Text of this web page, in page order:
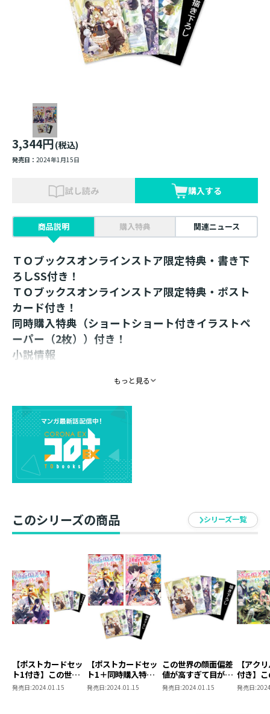
3,344円(税込)
発売日： 2024年1月15日
試し読み 購入する
商品説明 購入特典 関連ニュース
ＴＯブックスオンラインストア限定特典・書き下
ろしSS付き！
ＴＯブックスオンラインストア限定特典・ポスト
カード付き！
同時購入特典（ショートショート付きイラストペ
ーパー（2枚））付き！
小説情報
花(恋)より団子(モフモフ)なお転婆令嬢が我が道を
シリーズ大重版！
書き下ろし巻末収録！
女性不足のアルバ王国に転生した私は、獣人王国
悪い予感は的中で、オリヴァー兄様を番(つがい)
にしようと画策するレナーニャ王女から『娶り』
いのは、私がその申し出を断らないよう、非力な
草食系獣人たちを脅しのコマにしてきたこと。こ
の怒りを当の本人にぶつける良い機会だし受けて
立とうじゃないの！ と心配する婚約者たちを差
し置いて、いざ、決闘の舞台へ！ 苦戦を強いら
れる中、観衆がなぜか沸いてる……というか崇拝
すか！？
花(恋)より団子(モフモフ)なお転婆令嬢が我が道を
もっと見る
このシリーズの商品 シリーズ一覧
【ポストカードセッ
ト1付き】この世界
の顔面偏差値が高す
ぎて目が痛い4
発売日:2024.01.15
【ポストカードセッ
ト1＋同時購入特典
SS付き】この世界の
顔面偏差値が高すぎ
発売日:2024.01.15
この世界の顔面偏差
値が高すぎて目が痛
い ポストカードセ
ット1
発売日:2024.01.15
【アク
付き】
面偏差
目が痛
発売日: